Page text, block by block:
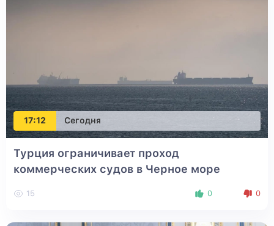
17:12 Сегодня
Турция ограничивает проход
коммерческих судов в Черное море
15 0 0